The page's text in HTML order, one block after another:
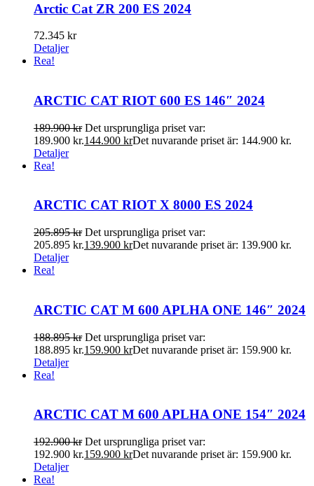
Arctic Cat ZR 200 ES 2024
72.345 kr
Detaljer
Rea!
ARCTIC CAT RIOT 600 ES 146″ 2024
189.900kr Det ursprungliga priset var:
189.900 kr.144.900 krDet nuvarande priset är: 144.900 kr.
Detaljer
Rea!
ARCTIC CAT RIOT X 8000 ES 2024
205.895kr Det ursprungliga priset var:
205.895 kr.139.900 krDet nuvarande priset är: 139.900 kr.
Detaljer
Rea!
ARCTIC CAT M 600 APLHA ONE 146″ 2024
188.895kr Det ursprungliga priset var:
188.895 kr.159.900 krDet nuvarande priset är: 159.900 kr.
Detaljer
Rea!
ARCTIC CAT M 600 APLHA ONE 154″ 2024
192.900kr Det ursprungliga priset var:
192.900 kr.159.900 krDet nuvarande priset är: 159.900 kr.
Detaljer
Rea!